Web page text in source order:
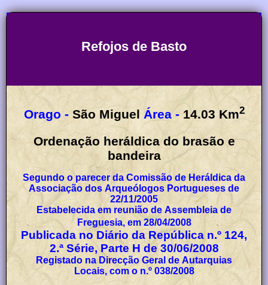
Refojos de Basto
Orago - São Miguel Área - 14.03 Km2
Ordenação heráldica do brasão e
bandeira
Segundo o parecer da Comissão de Heráldica da
Associação dos Arqueólogos Portugueses de
22/11/2005
Estabelecida em reunião de Assembleia de
Freguesia, em 28/04/2008
Publicada no Diário da República n.º 124,
2.ª Série, Parte H de 30/06/2008
Registado na Direcção Geral de Autarquias
Locais, com o n.º 038/2008